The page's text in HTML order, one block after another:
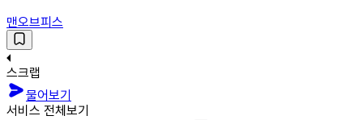
맨오브피스
스크랩
물어보기
서비스 전체보기